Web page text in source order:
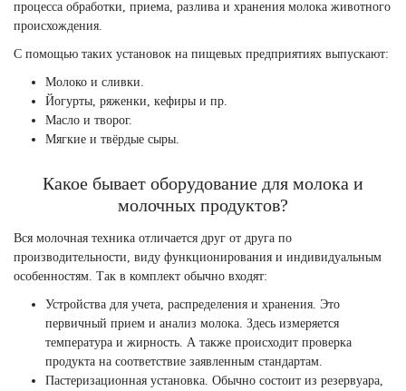
процесса обработки, приема, разлива и хранения молока животного
происхождения.
С помощью таких установок на пищевых предприятиях выпускают:
Молоко и сливки.
Йогурты, ряженки, кефиры и пр.
Масло и творог.
Мягкие и твёрдые сыры.
Какое бывает оборудование для молока и
молочных продуктов?
Вся молочная техника отличается друг от друга по
производительности, виду функционирования и индивидуальным
особенностям. Так в комплект обычно входят:
Устройства для учета, распределения и хранения. Это
первичный прием и анализ молока. Здесь измеряется
температура и жирность. А также происходит проверка
продукта на соответствие заявленным стандартам.
Пастеризационная установка. Обычно состоит из резервуара,